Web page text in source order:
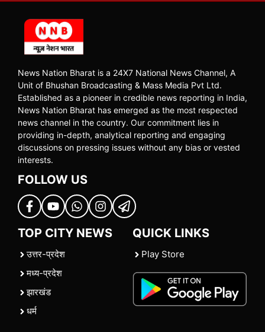
News Nation Bharat is a 24X7 National News Channel, A
Unit of Bhushan Broadcasting & Mass Media Pvt Ltd.
Established as a pioneer in credible news reporting in India,
News Nation Bharat has emerged as the most respected
news channel in the country. Our commitment lies in
providing in-depth, analytical reporting and engaging
discussions on pressing issues without any bias or vested
interests.
FOLLOW US
TOP CITY NEWS
उत्तर-प्रदेश
मध्य-प्रदेश
झारखंड
धर्म
QUICK LINKS
Play Store